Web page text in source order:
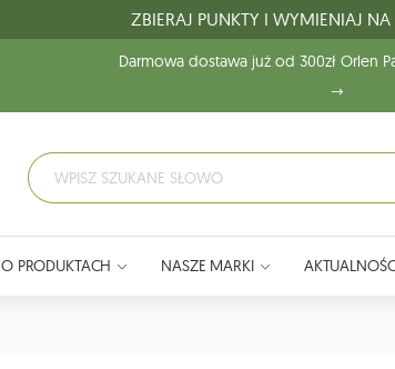
ZBIERAJ PUNKTY I WYMIENIAJ
Darmowa dostawa już od 300zł Orlen
O PRODUKTACH NASZE MARKI